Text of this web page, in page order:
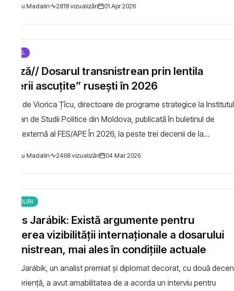
Necsutu Madalin 2818 vizualizări 01 Apr 2026
SPECIAL
Analiză// Dosarul transnistrean prin lentila
„puterii ascuțite” rusești în 2026
Analiză de Viorica Țîcu, directoare de programe strategice la Institutul
European de Studii Politice din Moldova, publicată în buletinul de
politică externă al FES/APE În 2026, la peste trei decenii de la
Necsutu Madalin 2468 vizualizări 04 Mar 2026
INTERVIURI
Balázs Jarábik: Există argumente pentru
creșterea vizibilității internaționale a dosarului
transnistrean, mai ales în condițiile actuale
Balázs Jarábik, un analist premiat și diplomat decorat, cu două
de experiență, a avut amabilitatea de a acorda un interviu pentru